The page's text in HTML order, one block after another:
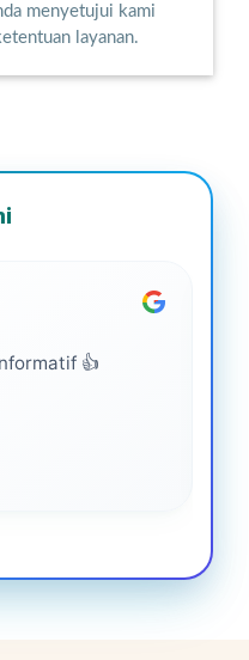
menyetujui kami
layanan.
👍